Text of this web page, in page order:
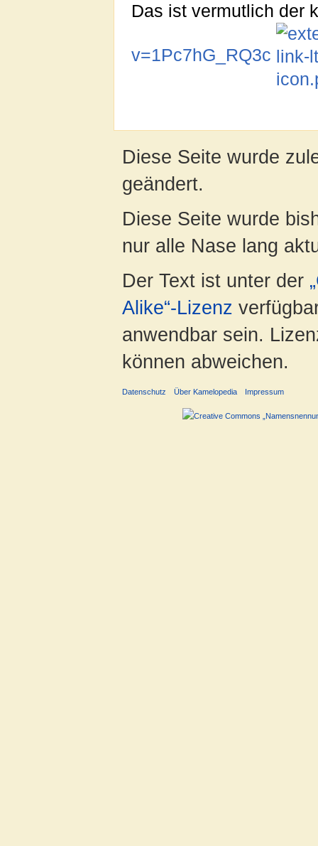
Das ist vermutlich der
v=1Pc7hG_RQ3c
Diese Seite wurde
geändert.
Diese Seite wurde
nur alle Nase lang
Der Text ist unter der
Alike“-Lizenz
anwendbar sein.
können abweichen.
Datenschutz Über Kamelopedia Impressum